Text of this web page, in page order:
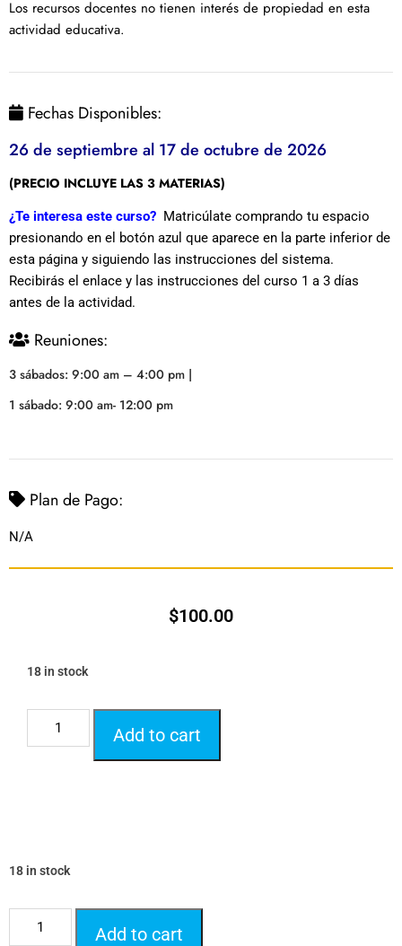
Los recursos docentes no tienen interés de propiedad en esta
actividad educativa.
Fechas Disponibles:
26 de septiembre al 17 de octubre de 2026
(PRECIO INCLUYE LAS 3 MATERIAS)
¿Te interesa este curso? Matricúlate comprando tu espacio
presionando en el botón azul que aparece en la parte inferior de
esta página y siguiendo las instrucciones del sistema.
Recibirás el enlace y las instrucciones del curso 1 a 3 días
antes de la actividad.
Reuniones:
3 sábados: 9:00 am – 4:00 pm |
1 sábado: 9:00 am- 12:00 pm
Plan de Pago:
N/A
$100.00
18 in stock
Add to cart
18 in stock
Add to cart